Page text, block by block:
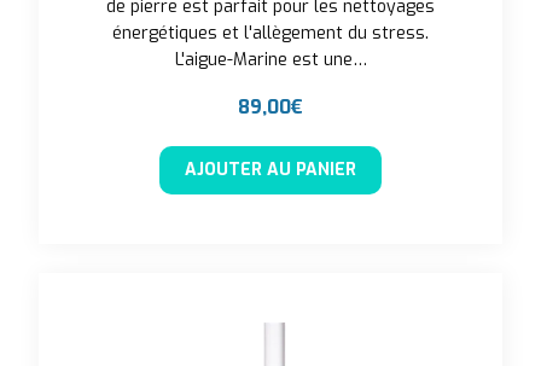
de pierre est parfait pour les nettoyages
énergétiques et l'allègement du stress.
L'aigue-Marine est une…
89,00€
AJOUTER AU PANIER